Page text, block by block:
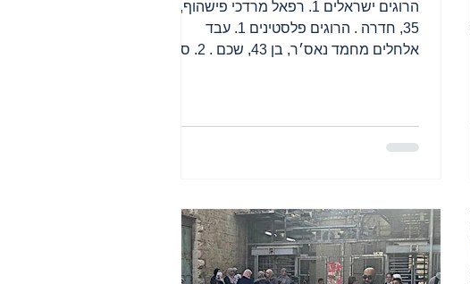
הרוגים ישראלים 1. רפאל מרדכי פישהוף, בן
35, חדרה . הרוגים פלסטינים 1. עבד
אלחלים מחמד נאס׳ר, בן 43, שכם . 2. סלים